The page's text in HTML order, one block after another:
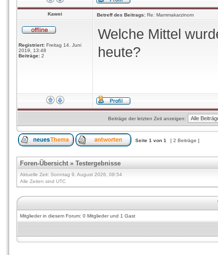
Kawei Betreff des Beitrags: Re: Mammakarzinom
Registriert: Freitag 14. Juni
2019, 13:48
Beiträge: 2
Welche Mittel
heute?
Beiträge der letzten Zeit anzeigen:
Seite 1 von 1 [ 2 Beiträge ]
Foren-Übersicht» Testergebnisse
Aktuelle Zeit: Sonntag 9. August 2026, 08:54
Alle Zeiten sind UTC
Mitglieder in diesem Forum: 0 Mitglieder und 1 Gast